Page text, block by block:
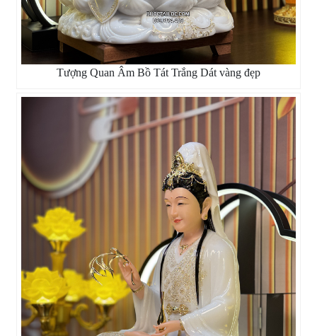
Tượng Quan Âm Bồ Tát Trắng Dát vàng đẹp